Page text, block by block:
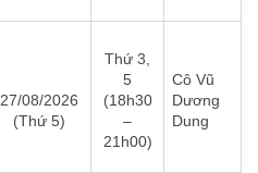
27/08/2026
(Thứ 5)
Thứ 3,
5
(18h30
–
21h00)
Cô Vũ
Dương
Dung